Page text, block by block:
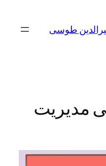
طوسی
مدیریت